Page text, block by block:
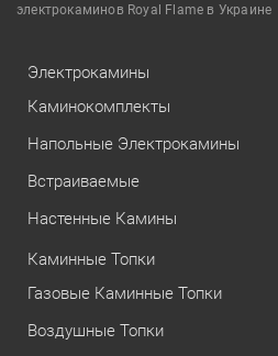
электрокаминов Royal Flame в Украине
Электрокамины
Каминокомплекты
Напольные Электрокамины
Встраиваемые
Настенные Камины
Каминные Топки
Газовые Каминные Топки
Воздушные Топки